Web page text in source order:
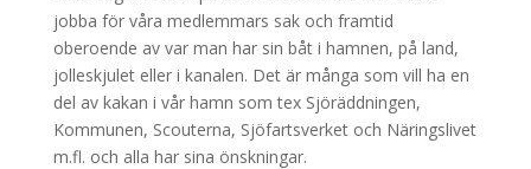
jobba för våra medlemmars sak och framtid
oberoende av var man har sin båt i hamnen, på land,
jolleskjulet eller i kanalen. Det är många som vill ha en
del av kakan i vår hamn som tex Sjöräddningen,
Kommunen, Scouterna, Sjöfartsverket och Näringslivet
m.fl. och alla har sina önskningar.